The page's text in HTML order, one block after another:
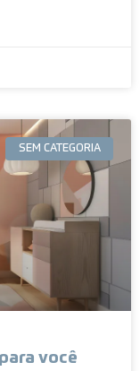
SEM CATEGORIA
você